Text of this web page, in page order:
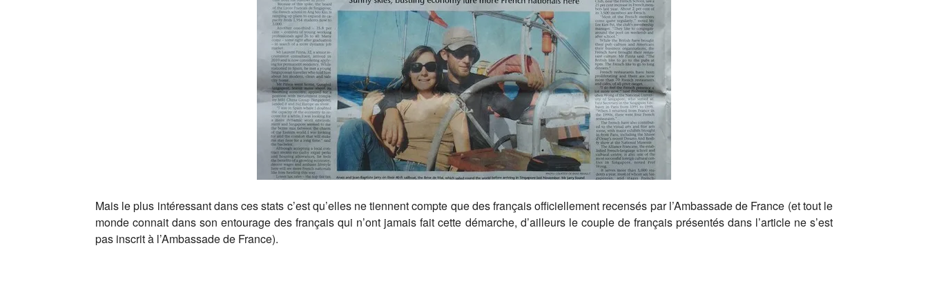
Mais le plus intéressant dans ces stats c’est qu’elles ne tiennent compte que des français officiellement recensés par l’Ambassade de France (et tout le
monde connait dans son entourage des français qui n’ont jamais fait cette démarche, d’ailleurs le couple de français présentés dans l’article ne s’est
pas inscrit à l’Ambassade de France).